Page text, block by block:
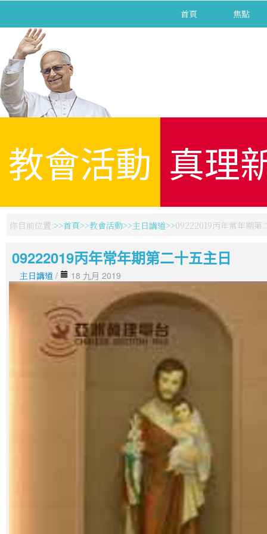
首頁 焦點
教會活動 真理
你目前位置: 首頁 教會活動 主日講道 09222019丙年常年期第
09222019丙年常年期第二十五主日
主日講道 / 18 九月 2019